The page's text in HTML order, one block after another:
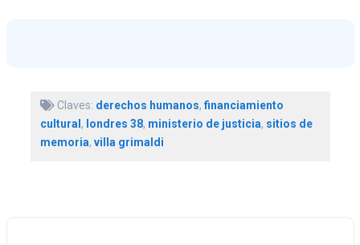
Claves: derechos humanos, financiamiento
cultural , londres 38, ministerio de justicia, sitios de
memoria, villa grimaldi